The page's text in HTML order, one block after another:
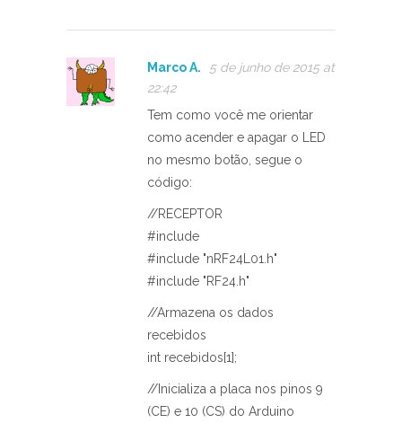
Marco A.
5 de junho de 2015 at
22:42
Tem como você me orientar
como acender e apagar o LED
no mesmo botão, segue o
código:
//RECEPTOR
#include
#include "nRF24L01.h"
#include "RF24.h"
//Armazena os dados
recebidos
int recebidos[1];
//Inicializa a placa nos pinos 9
(CE) e 10 (CS) do Arduino